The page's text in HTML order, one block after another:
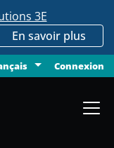
3E
En savoir plus
Connexion